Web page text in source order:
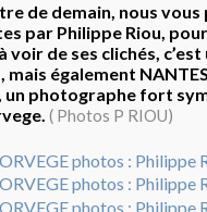
de demain, nous
par Philippe Riou,
de ses clichés,
mais également
un photographe fort
( Photos P RIOU)